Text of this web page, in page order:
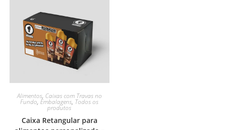
Alimentos, Caixas com Travas no
Fundo,Embalagens, Todos os
produtos
Caixa Retangular para